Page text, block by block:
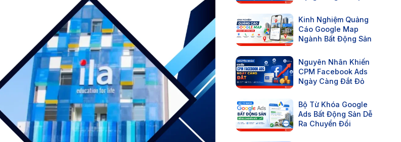
Kinh Nghiệm Quảng
Cáo Google Map
Ngành Bất Động Sản
Nguyên Nhân Khiến
CPM Facebook Ads
Ngày Càng Đắt Đỏ
Bộ Từ Khóa Google
Ads Bất Động Sản Dễ
Ra Chuyển Đổi